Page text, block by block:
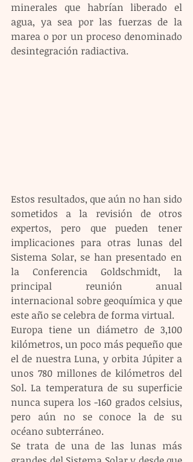
minerales que habrían liberado el
agua, ya sea por las fuerzas de la
marea o por un proceso denominado
desintegración radiactiva.
Estos resultados, que aún no han sido
sometidos a la revisión de otros
expertos, pero que pueden tener
implicaciones para otras lunas del
Sistema Solar, se han presentado en
la Conferencia Goldschmidt, la
principal reunión anual
internacional sobre geoquímica y que
este año se celebra de forma virtual.
Europa tiene un diámetro de 3,100
kilómetros, un poco más pequeño que
el de nuestra Luna, y orbita Júpiter a
unos 780 millones de kilómetros del
Sol. La temperatura de su superficie
nunca supera los -160 grados celsius,
pero aún no se conoce la de su
océano subterráneo.
Se trata de una de las lunas más